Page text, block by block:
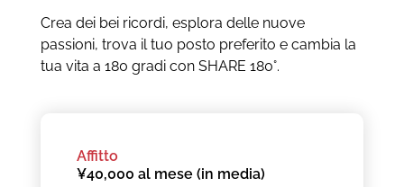
Crea dei bei ricordi, esplora delle nuove
passioni, trova il tuo posto preferito e cambia la
tua vita a 180 gradi con SHARE 180°.
Affitto
¥40,000 al mese (in media)